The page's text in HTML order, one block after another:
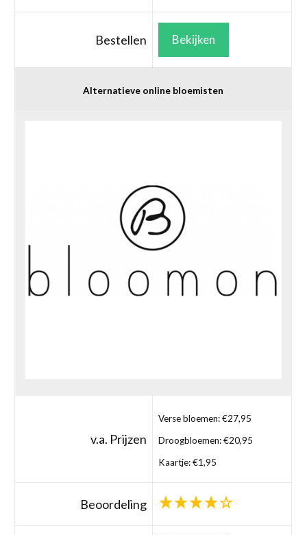
Bestellen Bekijken
Alternatieve online bloemisten
v.a. Prijzen
Verse bloemen: €27,95
Droogbloemen: €20,95
Kaartje: €1,95
Beoordeling